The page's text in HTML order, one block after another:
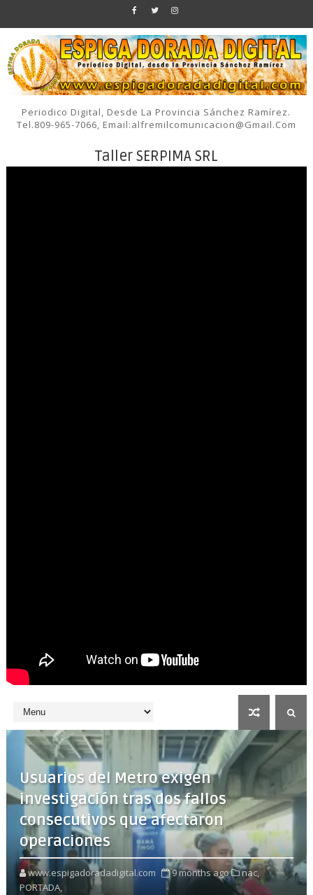
Periodico Digital, Desde La Provincia Sánchez Ramírez.
Tel.809-965-7066, Email:alfremilcomunicacion@gmail.com
Taller SERPIMA SRL
Usuarios del Metro exigen
investigación tras dos fallos
consecutivos que afectaron
operaciones
www.espigadoradadigital.com 9 months ago
nac,
PORTADA,